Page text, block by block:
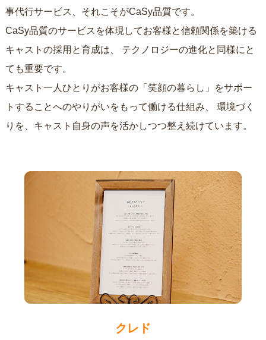
事代行サービス、それこそがCaSy品質です。
CaSy品質のサービスを体現してお客様と信頼関係を築ける
キャストの採用と育成は、
ても重要です。
キャスト一人ひとりがお客様の「笑顔の暮らし」をサポー
トすることへのやりがいをもって働ける仕組み、
りを、キャスト自身の声を活かしつつ整え続けています。
クレド